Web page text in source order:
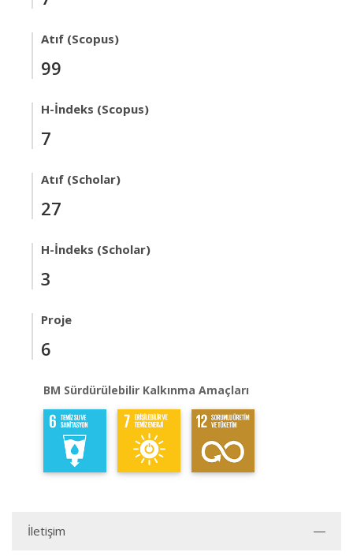
Atıf (Scopus)
99
H-İndeks (Scopus)
7
Atıf (Scholar)
27
H-İndeks (Scholar)
3
Proje
6
BM Sürdürülebilir Kalkınma Amaçları
İletişim